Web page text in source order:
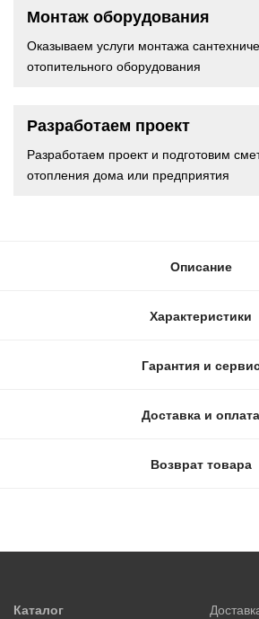
Монтаж оборудования
Оказываем услуги монтажа
отопительного оборудования
Разработаем проект
Разработаем проект и подготовим
отопления дома или предприятия
Описание
Характеристики
Гарантия и
Доставка и оплата
Возврат товара
Каталог